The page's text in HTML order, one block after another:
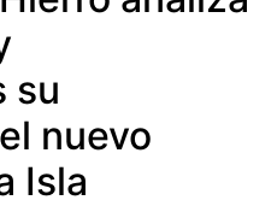
su
nuevo
Isla